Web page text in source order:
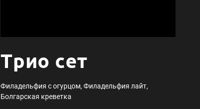
Трио сет
Филадельфия с огурцом, Филадельфия лайт,
Болгарская креветка